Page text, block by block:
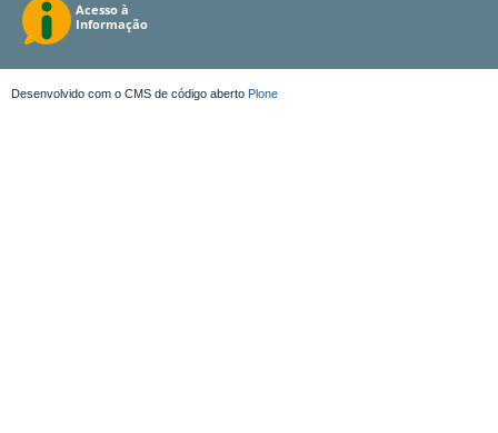
Desenvolvido com o CMS de código aberto Plone